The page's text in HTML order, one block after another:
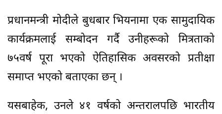
प्रधानमन्त्री मोदीले बुधबार भियनामा एक सामुदायिक
कार्यक्रमलाई सम्बोदन गर्दै उनीहरूको मित्रताको
७५वर्ष पूरा भएको ऐतिहासिक अवसरको प्रतीक्षा
समाप्त भएको बताएका छन् ।
यसबाहेक, उनले ४१ वर्षको अन्तरालपछि भारतीय